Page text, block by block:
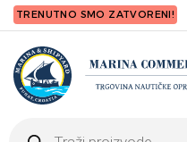
TRENUTNO SMO ZATVORENI!
search